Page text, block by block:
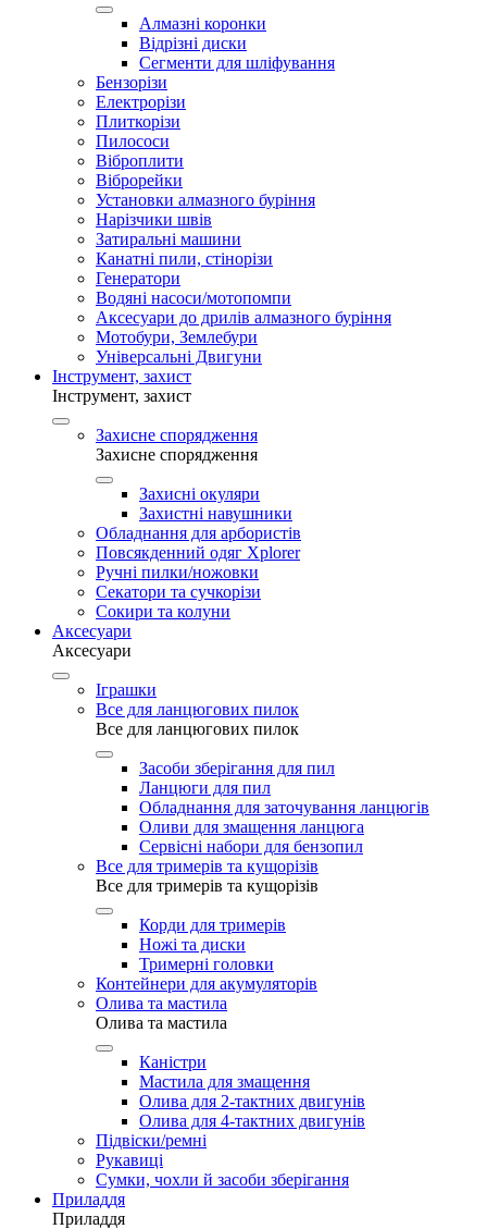
Алмазні коронки
Відрізні диски
Сегменти для шліфування
Бензорізи
Електрорізи
Плиткорізи
Пилососи
Віброплити
Віброрейки
Установки алмазного буріння
Нарізчики швів
Затиральні машини
Канатні пили, стінорізи
Генератори
Водяні насоси/мотопомпи
Аксесуари до дрилів алмазного буріння
Мотобури, Землебури
Універсальні Двигуни
Інструмент, захист
Інструмент, захист
Захисне спорядження
Захисне спорядження
Захисні окуляри
Захистні навушники
Обладнання для арбористів
Повсякденний одяг Xplorer
Ручні пилки/ножовки
Секатори та сучкорізи
Сокири та колуни
Аксесуари
Аксесуари
Іграшки
Все для ланцюгових пилок
Все для ланцюгових пилок
Засоби зберігання для пил
Ланцюги для пил
Обладнання для заточування ланцюгів
Оливи для змащення ланцюга
Сервісні набори для бензопил
Все для тримерів та кущорізів
Все для тримерів та кущорізів
Корди для тримерів
Ножі та диски
Тримерні головки
Контейнери для акумуляторів
Олива та мастила
Олива та мастила
Каністри
Мастила для змащення
Олива для 2-тактних двигунів
Олива для 4-тактних двигунів
Підвіски/ремні
Рукавиці
Сумки, чохли й засоби зберігання
Приладдя
Приладдя